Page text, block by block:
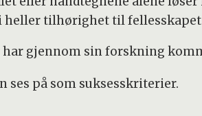
heller tilhørighet til
har gjennom sin forskning
ses på som suksesskriterier.